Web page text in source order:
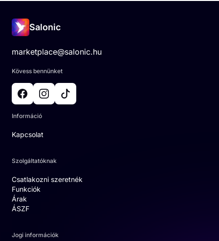
Salonic
marketplace@salonic.hu
Kövess bennünket
Információ
Kapcsolat
Szolgáltatóknak
Csatlakozni szeretnék
Funkciók
Árak
ÁSZF
Jogi információk